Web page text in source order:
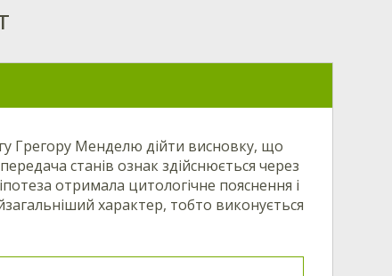
Грегору Менделю дійти висновку, що
станів ознак здійснюється через
отримала цитологічне пояснення і
характер, тобто виконується